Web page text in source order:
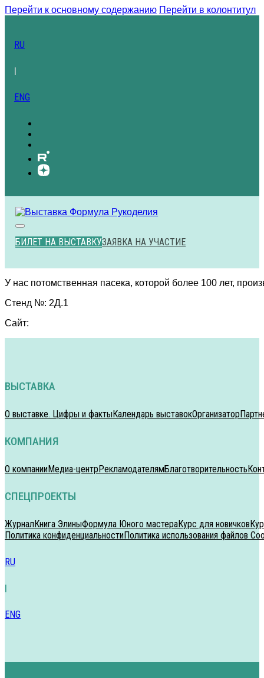
Перейти к основному содержанию Перейти в колонтитул
RU
ENG
БИЛЕТ НА ВЫСТАВКУЗАЯВКА НА УЧАСТИЕ
У нас потомственная пасека, которой более 100 лет,
Стенд №: 2Д.1
Сайт:
ВЫСТАВКА
О выставке. Цифры и фактыКалендарь выставокОрганизатор
КОМПАНИЯ
О компанииМедиа-центрРекламодателямБлаготворительность
СПЕЦПРОЕКТЫ
ЖурналКнига ЭлиныФормула Юного мастераКурс для новичков
Политика конфиденциальностиПолитика использования файлов
RU
ENG